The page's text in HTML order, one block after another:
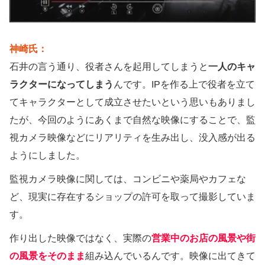
神崎氏：
石井の言う通り、役者さんを起用してしまうと一人のキャ
ラクターになってしまう んです。IPを作る上で役者を立て
てキャラクターとして成立させたいという思いもありまし
たが、今回のようにあくまで自然な映像にすることで、監
視カメラ映像などにリアリティを生み出し、没入感が出る
ようにしました。
監視カメラ映像に関しては、コンビニや薬局やカフェな
ど、現実に存在するショップの許可を取って撮影していま
す。
作り出した映像ではなく、実際の営業中のお店の風景や街
の風景をそのまま組み込んでいるんです。映像に出てきて